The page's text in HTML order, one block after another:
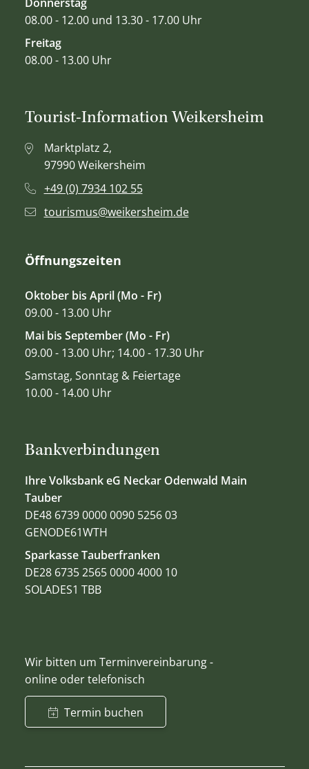
08.00 - 12.00 und 13.30 - 17.00 Uhr
Freitag
08.00 - 13.00 Uhr
Bankverbindungen
Ihre Volksbank eG Neckar Odenwald Main
Tauber
DE48 6739 0000 0090 5256 03
GENODE61WTH
Sparkasse Tauberfranken
DE28 6735 2565 0000 4000 10
SOLADES1 TBB
Wir bitten um Terminvereinbarung -
online oder telefonisch
Termin buchen
Tourist-Information Weikersheim
Marktplatz 2,
97990 Weikersheim
+49 (0) 7934 102 55
tourismus@weikersheim.de
Öffnungszeiten
Oktober bis April (Mo - Fr)
09.00 - 13.00 Uhr
Mai bis September (Mo - Fr)
09.00 - 13.00 Uhr; 14.00 - 17.30 Uhr
Samstag, Sonntag & Feiertage
10.00 - 14.00 Uhr